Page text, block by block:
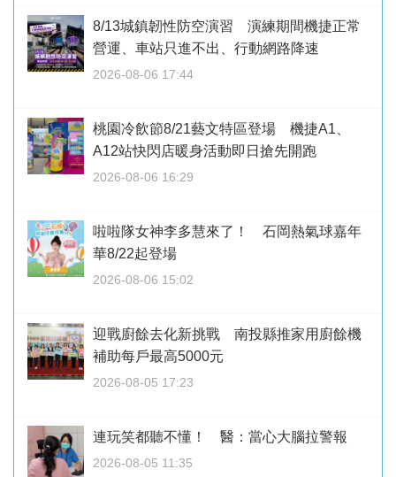
8/13城鎮韌性防空演習 演練期間機捷正常
營運、車站只進不出、行動網路降速
2026-08-06 17:44
桃園冷飲節8/21藝文特區登場 機捷A1、
A12站快閃店暖身活動即日搶先開跑
2026-08-06 16:29
啦啦隊女神李多慧來了！ 石岡熱氣球嘉年
華8/22起登場
2026-08-06 15:02
迎戰廚餘去化新挑戰 南投縣推家用廚餘機
補助每戶最高5000元
2026-08-05 17:23
連玩笑都聽不懂！ 醫：當心大腦拉警報
2026-08-05 11:35